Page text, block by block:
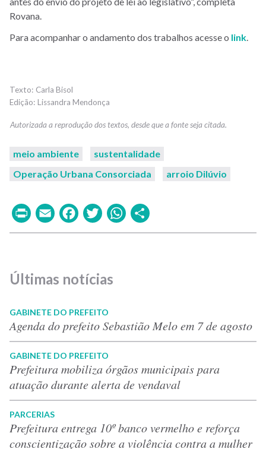
Rovana.
Para acompanhar o andamento dos trabalhos acesse o link.
Carla Bisol
Lissandra Mendonça
meio ambiente
sustentalidade
Operação Urbana Consorciada
arroio Dilúvio
PrintEmailFacebook
TwitterWhatsApp
Últimas notícias
GABINETE DO PREFEITO
Agenda do prefeito Sebastião Melo em 7 de agosto
GABINETE DO PREFEITO
Prefeitura mobiliza órgãos municipais para
atuação durante alerta de vendaval
PARCERIAS
Prefeitura entrega 10º banco vermelho e reforça
conscientização sobre a violência contra a mulher